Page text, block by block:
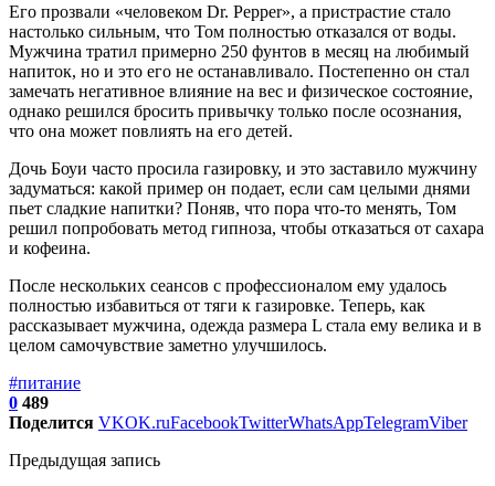
Его прозвали «человеком Dr. Pepper», а пристрастие стало
настолько сильным, что Том полностью отказался от воды.
Мужчина тратил примерно 250 фунтов в месяц на любимый
напиток, но и это его не останавливало. Постепенно он стал
замечать негативное влияние на вес и физическое состояние,
однако решился бросить привычку только после осознания,
что она может повлиять на его детей.
Дочь Боуи часто просила газировку, и это заставило мужчину
задуматься: какой пример он подает, если сам целыми днями
пьет сладкие напитки? Поняв, что пора что-то менять, Том
решил попробовать метод гипноза, чтобы отказаться от сахара
и кофеина.
После нескольких сеансов с профессионалом ему удалось
полностью избавиться от тяги к газировке. Теперь, как
рассказывает мужчина, одежда размера L стала ему велика и в
целом самочувствие заметно улучшилось.
#питание
0 489
Поделится VKOK.ruFacebookTwitterWhatsAppTelegramViber
Предыдущая запись